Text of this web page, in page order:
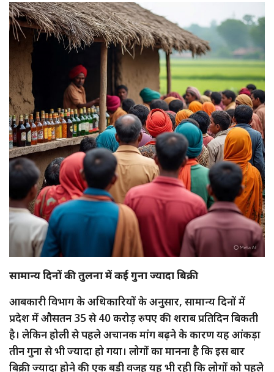
सामान्य दिनों की तुलना में कई गुना ज्यादा बिक्री
आबकारी विभाग के अधिकारियों के अनुसार, सामान्य दिनों में
प्रदेश में औसतन 35 से 40 करोड़ रुपए की शराब प्रतिदिन बिकती
है। लेकिन होली से पहले अचानक मांग बढ़ने के कारण यह आंकड़ा
तीन गुना से भी ज्यादा हो गया। लोगों का मानना है कि इस बार
बिक्री ज्यादा होने की एक बड़ी वजह यह भी रही कि लोगों को पहले